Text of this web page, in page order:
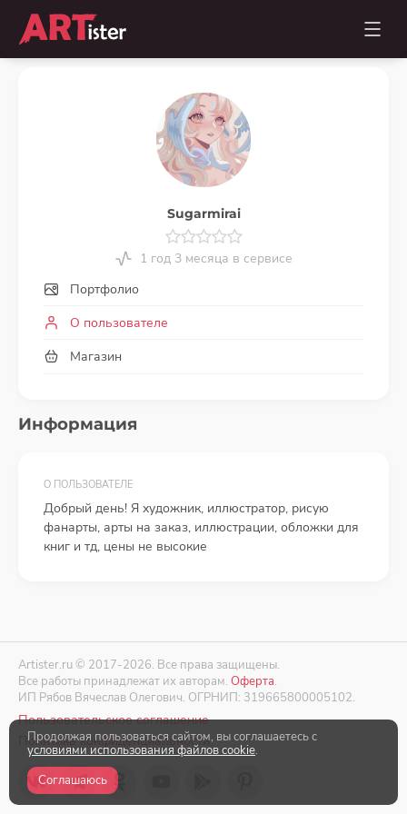
Sugarmirai
1 год 3 месяца в сервисе
Портфолио
О пользователе
Магазин
Информация
О ПОЛЬЗОВАТЕЛЕ
Добрый день! Я художник, иллюстратор, рисую
фанарты, арты на заказ, иллюстрации, обложки для
книг и тд, цены не высокие
Artister.ru © 2017-2026. Все права защищены.
Все работы принадлежат их авторам. Оферта.
ИП Рябов Вячеслав Олегович. ОГРНИП: 319665800005102.
Пользовательское соглашение
Политика конфиденциальности
Продолжая пользоваться сайтом, вы соглашаетесь с
условиями использования файлов cookie.
Соглашаюсь